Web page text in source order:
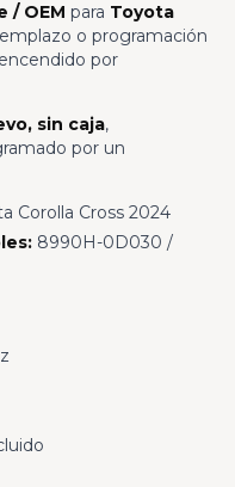
/ OEM para Toyota
o programación
por
sin caja,
por un
Corolla Cross 2024
8990H-0D030 /